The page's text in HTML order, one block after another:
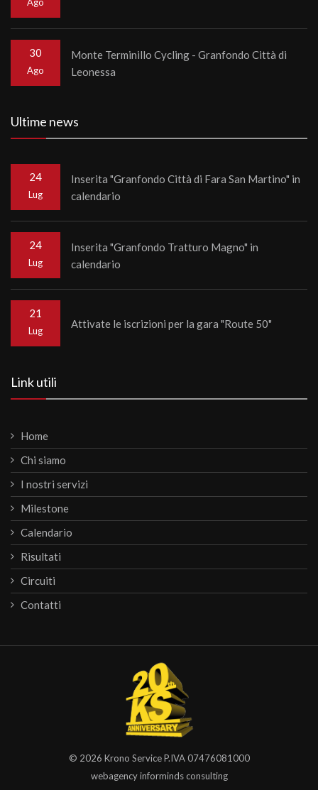
30
Ago
Monte Terminillo Cycling - Granfondo Città di
Leonessa
Ultime news
24
Lug
Inserita "Granfondo Città di Fara San Martino" in
calendario
24
Lug
Inserita "Granfondo Tratturo Magno" in
calendario
21
Lug
Attivate le iscrizioni per la gara "Route 50"
Link utili
Home
Chi siamo
I nostri servizi
Milestone
Calendario
Risultati
Circuiti
Contatti
© 2026 Krono ServiceP.IVA 07476081000
webagency informinds consulting